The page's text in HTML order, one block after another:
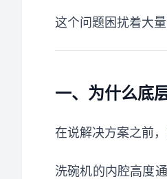
这个问题困扰着大
一、为什么底
在说解决方案之前
洗碗机的内腔高度